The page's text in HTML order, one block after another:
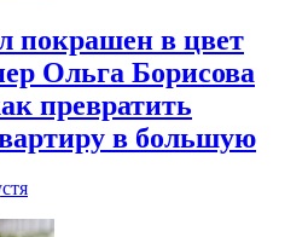
покрашен в цвет
Ольга Борисова
превратить
в большую